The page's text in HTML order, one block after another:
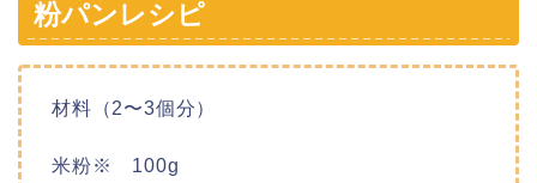
粉パンレシピ
材料（2〜3個分）
米粉※ 100g